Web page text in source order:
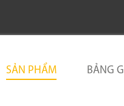
SẢN PHẨM BẢNG